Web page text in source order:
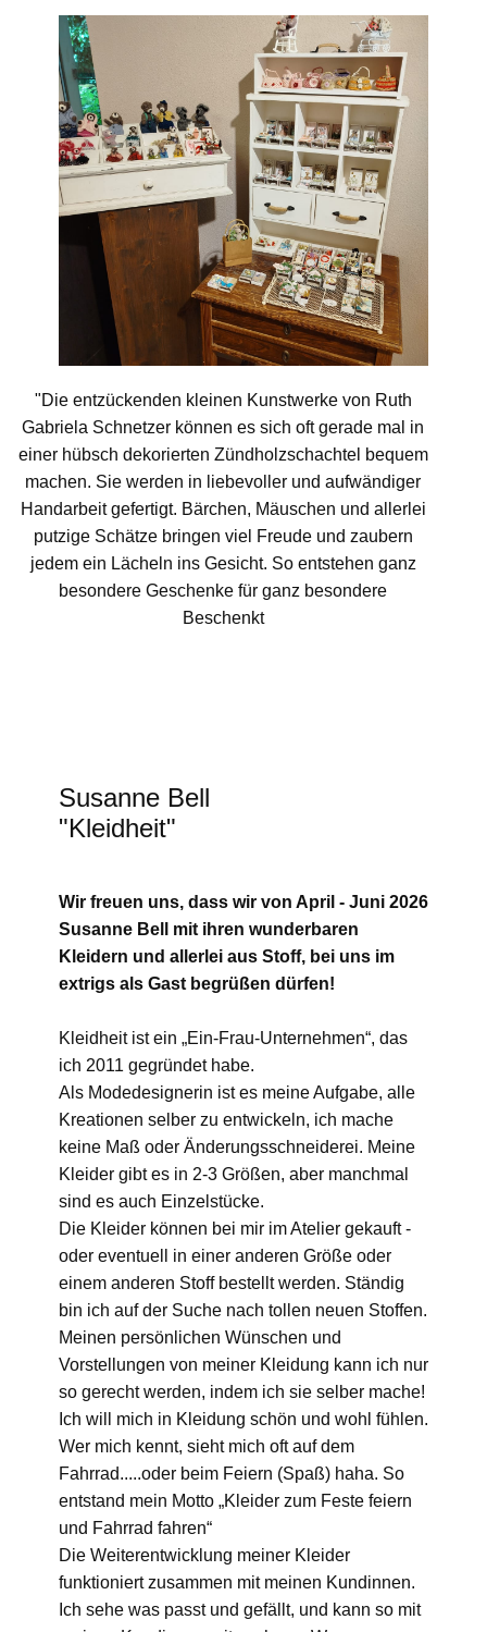
"Die entzückenden kleinen Kunstwerke von Ruth
Gabriela Schnetzer können es sich oft gerade mal in
einer hübsch dekorierten Zündholzschachtel bequem
machen. Sie werden in liebevoller und aufwändiger
Handarbeit gefertigt. Bärchen, Mäuschen und allerlei
putzige Schätze bringen viel Freude und zaubern
jedem ein Lächeln ins Gesicht. So entstehen ganz
besondere Geschenke für ganz besondere
Beschenkt
Susanne Bell
"Kleidheit"
Wir freuen uns, dass wir von April - Juni 2026
Susanne Bell ​mit ihren wunderbaren
Kleidern und allerlei aus Stoff, bei uns im
extrigs als Gast begrüßen dürfen!
Kleidheit ist ein „Ein-Frau-Unternehmen“, das
ich 2011 gegründet habe.
Als Modedesignerin ist es meine Aufgabe, alle
Kreationen selber zu entwickeln, ich mache
keine Maß oder Änderungsschneiderei. Meine
Kleider gibt es in 2-3 Größen, aber manchmal
sind es auch Einzelstücke.
Die Kleider können bei mir im Atelier gekauft -
oder eventuell in einer anderen Größe oder
einem anderen Stoff bestellt werden. Ständig
bin ich auf der Suche nach tollen neuen Stoffen.
Meinen persönlichen Wünschen und
Vorstellungen von meiner Kleidung kann ich nur
so gerecht werden, indem ich sie selber mache!
Ich will mich in Kleidung schön und wohl fühlen.
Wer mich kennt, sieht mich oft auf dem
Fahrrad.....oder beim Feiern (Spaß) haha. So
entstand mein Motto „Kleider zum Feste feiern
und Fahrrad fahren“
Die Weiterentwicklung meiner Kleider
funktioniert zusammen mit meinen Kundinnen.
Ich sehe was passt und gefällt, und kann so mit